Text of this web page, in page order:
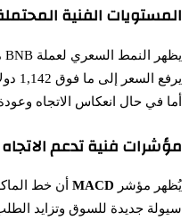
المستويات الفنية
يظهر النمط السعري لعملة BNB مؤشرات على تشكل ضغط شرائي جديد قد يدفع السعر نحو منطقة المقاومة عند 1,135 دولار. وإذا استمر الزخم الصاعد، فقد نشهد
يرفع السعر إلى ما فوق 1,142 دولار.
أما في حال انعكاس الاتجاه وعودة البائعين للسيطرة،
مؤشرات فنية تدعم
يُظهر مؤشر MACD أن خط
سيولة جديدة للسوق وتزايد